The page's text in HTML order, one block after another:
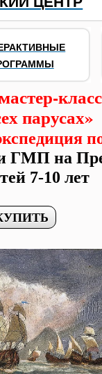
парусах»
ГМП на
7-10 лет